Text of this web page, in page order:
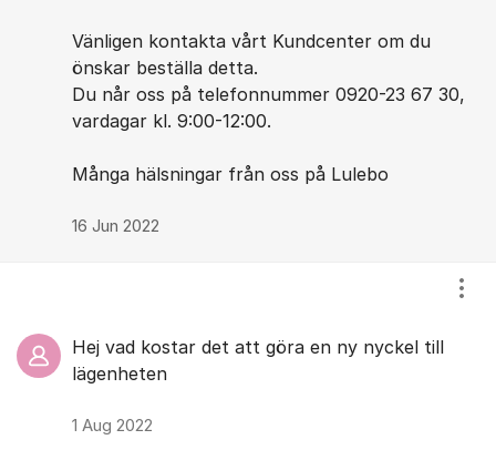
Vänligen kontakta vårt Kundcenter om du
önskar beställa detta.
Du når oss på telefonnummer 0920-23 67 30,
vardagar kl. 9:00-12:00.
Många hälsningar från oss på Lulebo
16 Jun 2022
Hej vad kostar det att göra en ny nyckel till
lägenheten
1 Aug 2022